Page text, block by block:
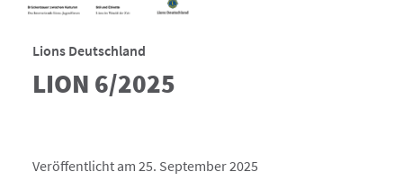
Lions Deutschland
LION 6/2025
Veröffentlicht am 25. September 2025